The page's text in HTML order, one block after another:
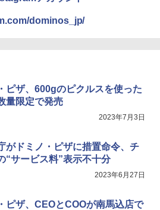
dominos_jp/
ピザ、600gのピクルスを使った
量限定で発売
2023年7月3日
がドミノ・ピザに措置命令、チ
“サービス料”表示不十分
2023年6月27日
ピザ、CEOとCOOが南馬込店で